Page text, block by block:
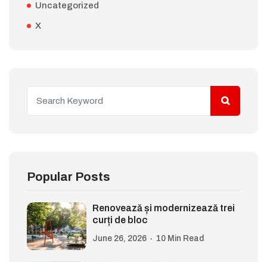
Uncategorized
X
Popular Posts
Renovează și modernizează trei
curți de bloc
June 26, 2026 10 Min Read